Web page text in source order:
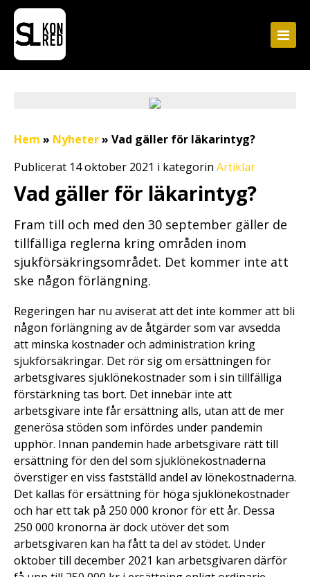
Hem » Nyheter» Vad gäller för läkarintyg?
Publicerat 14 oktober 2021 i kategorin Artiklar
Vad gäller för läkarintyg?
Fram till och med den 30 september gäller de
tillfälliga reglerna kring områden inom
sjukförsäkringsområdet. Det kommer inte att
ske någon förlängning.
Regeringen har nu aviserat att det inte kommer att bli
någon förlängning av de åtgärder som var avsedda
att minska kostnader och administration kring
sjukförsäkringar. Det rör sig om ersättningen för
arbetsgivares sjuklönekostnader som i sin tillfälliga
förstärkning tas bort. Det innebär inte att
arbetsgivare inte får ersättning alls, utan att de mer
generösa stöden som infördes under pandemin
upphör. Innan pandemin hade arbetsgivare rätt till
ersättning för den del som sjuklönekostnaderna
överstiger en viss fastställd andel av lönekostnaderna.
Det kallas för ersättning för höga sjuklönekostnader
och har ett tak på 250 000 kronor för ett år. Dessa
250 000 kronorna är dock utöver det som
arbetsgivaren kan ha fått ta del av stödet. Under
oktober till december 2021 kan arbetsgivaren därför